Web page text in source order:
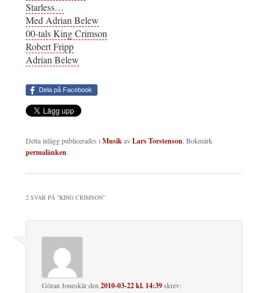
Starless…
Med Adrian Belew
00-tals King Crimson
Robert Fripp
Adrian Belew
Dela på Facebook
Detta inlägg publicerades iMusikavLars Torstenson. Bokmärk
permalänken.
2 SVAR PÅ ”KING CRIMSON”
Göran Joneskärden2010-03-22 kl. 14:39skrev: